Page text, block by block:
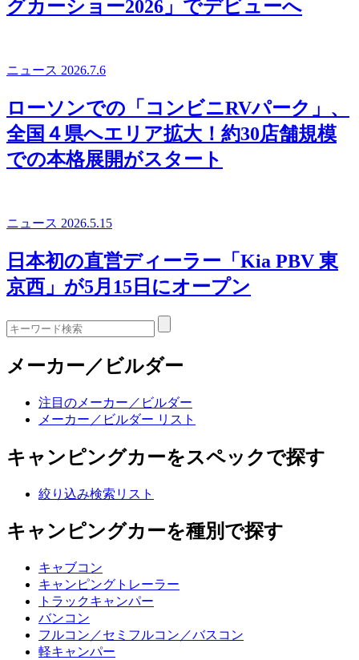
グカーショー2026」でデビューへ
ニュース 2026.7.6
ローソンでの「コンビニRVパーク」、
全国４県へエリア拡大！約30店舗規模
での本格展開がスタート
ニュース 2026.5.15
日本初の直営ディーラー「Kia PBV 東
京西」が5月15日にオープン
メーカー／ビルダー
注目のメーカー／ビルダー
メーカー／ビルダー リスト
キャンピングカーをスペックで探す
絞り込み検索リスト
キャンピングカーを種別で探す
キャブコン
キャンピングトレーラー
トラックキャンパー
バンコン
フルコン／セミフルコン／バスコン
軽キャンパー